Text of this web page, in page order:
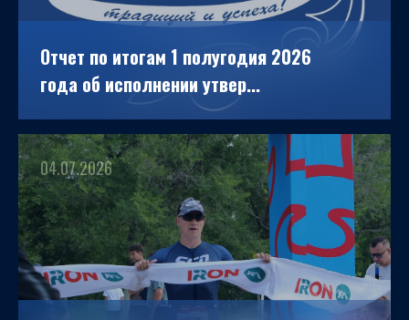
Отчет по итогам 1 полугодия 2026
года об исполнении утвер...
04.07.2026